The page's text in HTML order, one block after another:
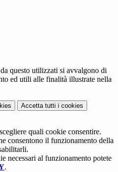
questo utilizzati si avvalgono di
ed utili alle finalità illustrate nella
Accetta tutti i cookies
quali cookie consentire.
consentono il funzionamento della
necessari al funzionamento potete
.